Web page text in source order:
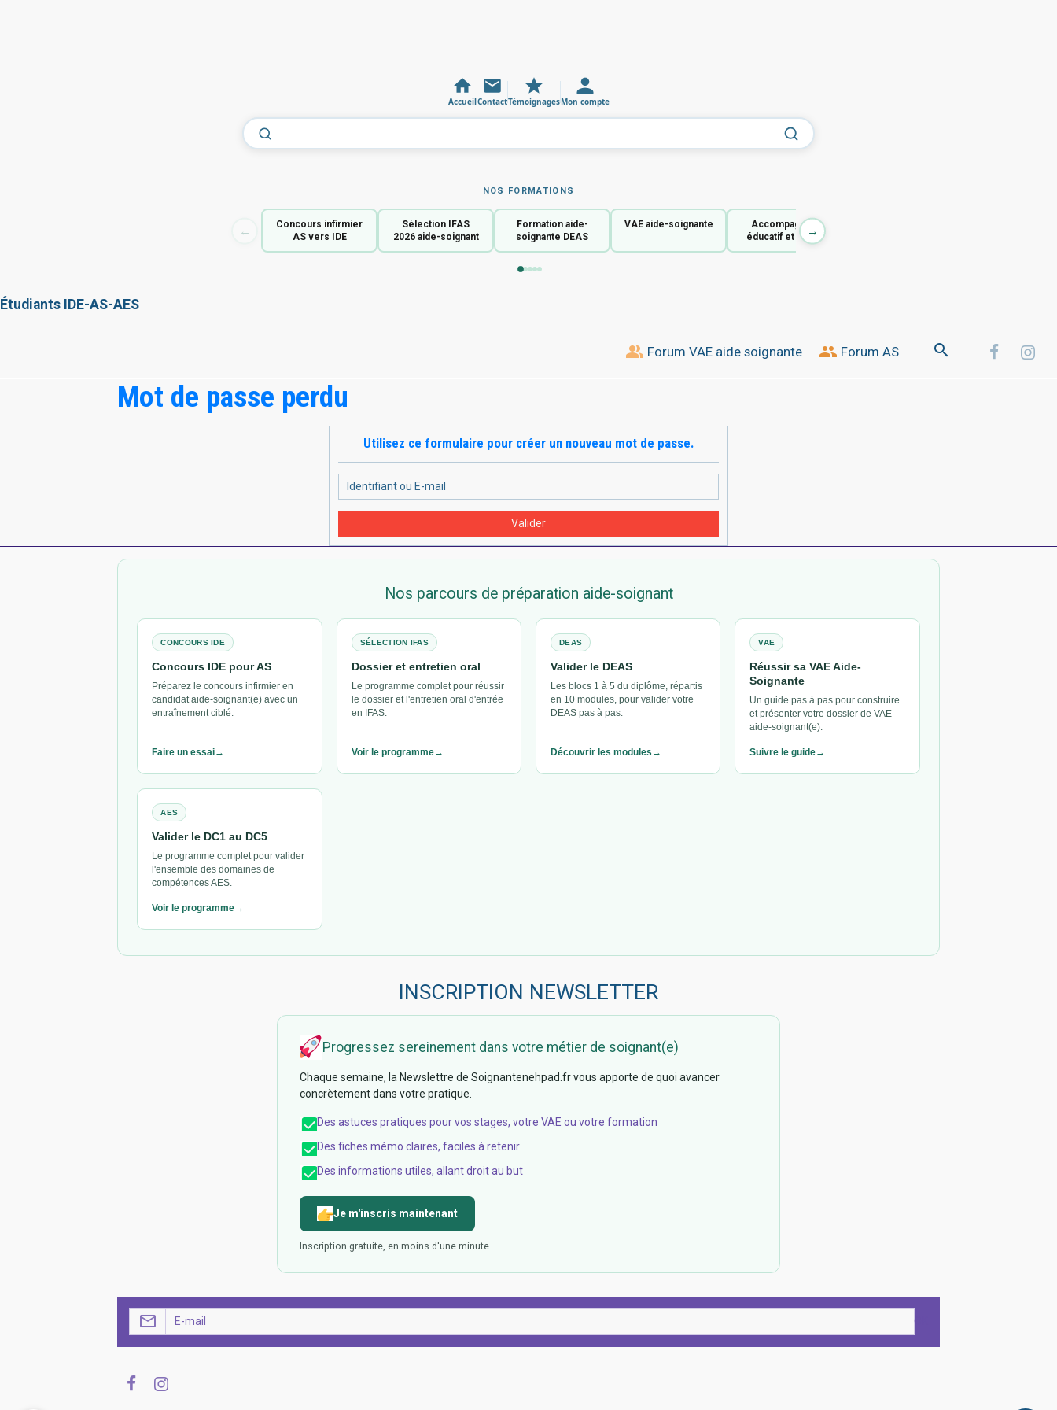
AccueilContactTémoignagesMon compte
NOS FORMATIONS
←
Concours infirmier
AS vers IDE
Sélection IFAS
2026 aide-soignant
Formation aide-
soignante DEAS
VAE aide-soignante
Accompagnant
éducatif et social
→
Étudiants IDE-AS-AES
Forum VAE aide soignante Forum AS
Mot de passe perdu
Utilisez ce formulaire pour créer un nouveau mot de passe.
Valider
Nos parcours de préparation aide-soignant
CONCOURS IDE
Concours IDE pour AS
Préparez le concours infirmier en
candidat aide-soignant(e) avec un
entraînement ciblé.
Faire un essai
SÉLECTION IFAS
Dossier et entretien oral
Le programme complet pour réussir
le dossier et l'entretien oral d'entrée
en IFAS.
Voir le programme
DEAS
Valider le DEAS
Les blocs 1 à 5 du diplôme, répartis
en 10 modules, pour valider votre
DEAS pas à pas.
Découvrir les modules
VAE
Réussir sa VAE Aide-
Soignante
Un guide pas à pas pour construire
et présenter votre dossier de VAE
aide-soignant(e).
Suivre le guide
AES
Valider le DC1 au DC5
Le programme complet pour valider
l'ensemble des domaines de
compétences AES.
Voir le programme
INSCRIPTION NEWSLETTER
Progressez sereinement dans votre métier de soignant(e)
Chaque semaine, la Newslettre de Soignantenehpad.fr vous apporte de quoi avancer
concrètement dans votre pratique.
Des astuces pratiques pour vos stages, votre VAE ou votre formation
Des fiches mémo claires, faciles à retenir
Des informations utiles, allant droit au but
Je m'inscris maintenant
Inscription gratuite, en moins d'une minute.
OK